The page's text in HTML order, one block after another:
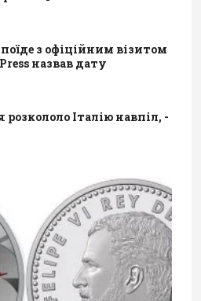
з офіційним візитом
назвав дату
Італію навпіл, -